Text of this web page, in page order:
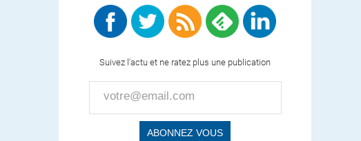
Suivez l'actu et ne ratez plus une publication